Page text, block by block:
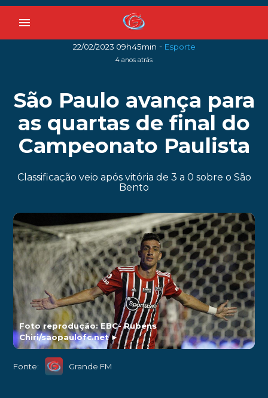
menu
22/02/2023 09h45min - Esporte
4 anos atrás
São Paulo avança para
as quartas de final do
Campeonato Paulista
Classificação veio após vitória de 3 a 0 sobre o São
Bento
Foto reprodução: EBC- Rubens
Chiri/saopaulofc.net►
Fonte: Grande FM